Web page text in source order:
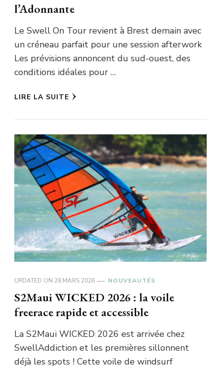
l’Adonnante
Le Swell On Tour revient à Brest demain avec
un créneau parfait pour une session afterwork
Les prévisions annoncent du sud-ouest, des
conditions idéales pour …
LIRE LA SUITE
UPDATED ON 28 MARS 2026 NOUVEAUTÉS
S2Maui WICKED 2026 : la voile
freerace rapide et accessible
La S2Maui WICKED 2026 est arrivée chez
SwellAddiction et les premières sillonnent
déjà les spots ! Cette voile de windsurf